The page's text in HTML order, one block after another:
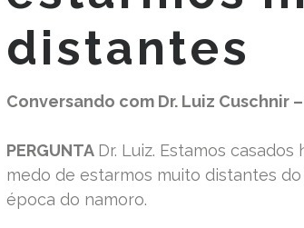
distantes
Conversando com Dr. Luiz Cuschnir
PERGUNTA Dr. Luiz. Estamos
medo de estarmos muito distantes
época do namoro.